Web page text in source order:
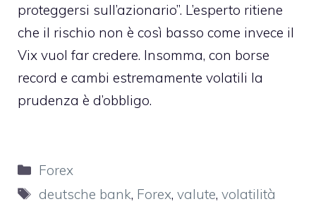
proteggersi sull’azionario”. L’esperto ritiene
che il rischio non è così basso come invece il
Vix vuol far credere. Insomma, con borse
record e cambi estremamente volatili la
prudenza è d’obbligo.
Categorie
Forex
Tag
deutsche bank, Forex,valute,volatilità